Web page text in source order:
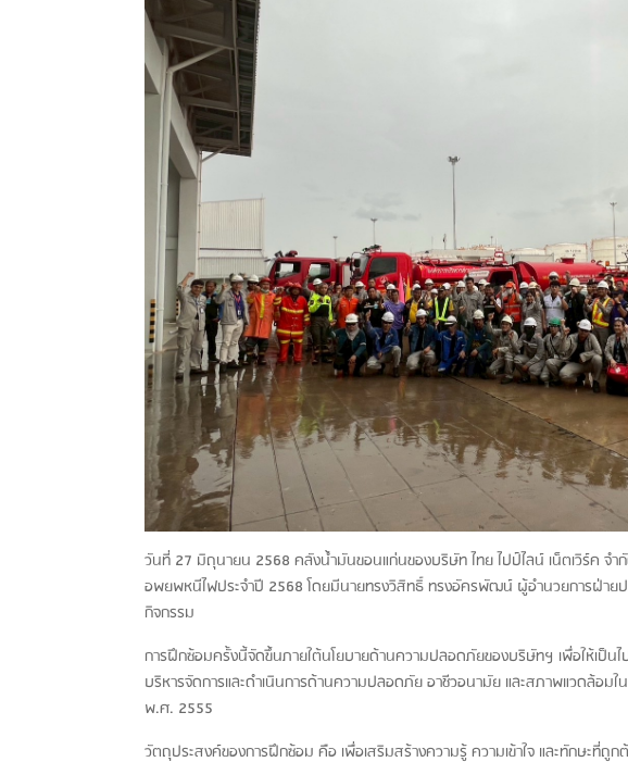
วันที่ 27 มิถุนายน 2568 คลังน้ำมันขอนแก่นของบริษัท ไทย ไปป์ไลน์ เน็ตเวิร์ค จำ
อพยพหนีไฟประจำปี 2568 โดยมีนายทรงวิสิทธิ์ ทรงอัครพัฒน์ ผู้อำนวยการฝ่าย
กิจกรรม
การฝึกซ้อมครั้งนี้จัดขึ้นภายใต้นโยบายด้านความปลอดภัยของบริษัทฯ เพื่อให้เป็น
บริหารจัดการและดำเนินการด้านความปลอดภัย อาชีวอนามัย และสภาพแวดล้อม
พ.ศ. 2555
วัตถุประสงค์ของการฝึกซ้อม คือ เพื่อเสริมสร้างความรู้ ความเข้าใจ และทักษะที่ถู